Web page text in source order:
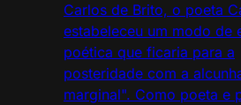
Carlos de Brito, o poeta
estabeleceu um modo de
poética que ficaria para a
posteridade com a
marginal". Como poeta e